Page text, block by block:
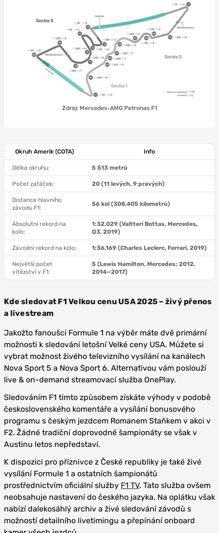
Zdroj: Mercedes-AMG Petronas F1
Okruh Amerik (COTA) Info
Délka okruhu: 5 513 metrů
Počet zatáček: 20 (11 levých, 9 pravých)
Distance hlavního
závodu F1:
56 kol (308,405 kilometrů)
Absolutní rekord na
kolo:
1:32,029 (Valtteri Bottas, Mercedes,
Q3, 2019)
Závodní rekord na kolo: 1:36,169 (Charles Leclerc, Ferrari, 2019)
Největší počet
vítězství v F1:
5 (Lewis Hamilton, Mercedes; 2012,
2014—2017)
Kde sledovat F1 Velkou cenu USA 2025 – živý přenos
a livestream
Jakožto fanoušci Formule 1 na výběr máte dvě primární
možnosti k sledování letošní Velké ceny USA. Můžete si
vybrat možnost živého televizního vysílání na kanálech
Nova Sport 5 a Nova Sport 6. Alternativou vám poslouží
live & on-demand streamovací služba OnePlay.
Sledováním F1 tímto způsobem získáte výhody v podobě
československého komentáře a vysílání bonusového
programu s českým jezdcem Romanem Staňkem v akci v
F2. Žádné tradiční doprovodné šampionáty se však v
Austinu letos nepředstaví.
K dispozici pro příznivce z České republiky je také živé
vysílání Formule 1 a ostatních šampionátů
prostřednictvím oficiální služby F1 TV. Tato služba ovšem
neobsahuje nastavení do českého jazyka. Na oplátku však
nabízí dalekosáhlý archiv a živé sledování závodů s
možností detailního livetimingu a přepínání onboard